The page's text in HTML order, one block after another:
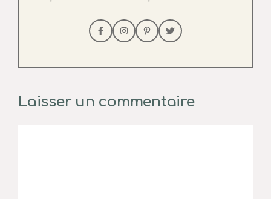
Laisser un commentaire